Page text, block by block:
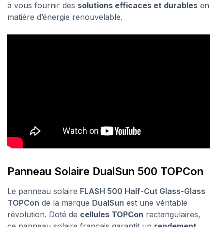
à vous fournir des solutions efficaces et durables en
matière d’énergie renouvelable.
Panneau Solaire DualSun 500 TOPCon
Le panneau solaire FLASH 500 Half-Cut Glass-Glass
TOPCon de la marque DualSun est une véritable
révolution. Doté de cellules TOPCon rectangulaires,